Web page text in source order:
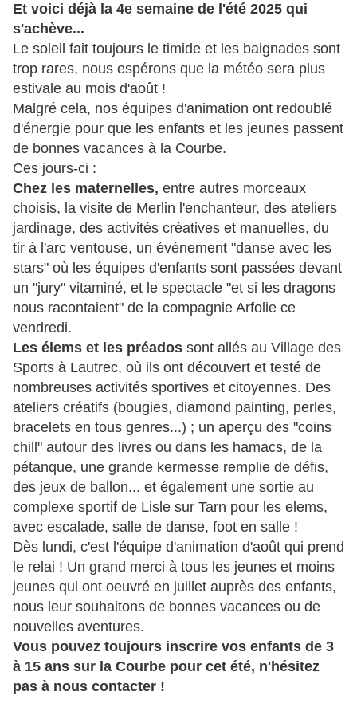
Et voici déjà la 4e semaine de l'été 2025 qui
s'achève...
Le soleil fait toujours le timide et les baignades sont
trop rares, nous espérons que la météo sera plus
estivale au mois d'août !
Malgré cela, nos équipes d'animation ont redoublé
d'énergie pour que les enfants et les jeunes passent
de bonnes vacances à la Courbe.
Ces jours-ci :
Chez les maternelles, entre autres morceaux
choisis, la visite de Merlin l'enchanteur, des ateliers
jardinage, des activités créatives et manuelles, du
tir à l'arc ventouse, un événement "danse avec les
stars" où les équipes d'enfants sont passées devant
un "jury" vitaminé, et le spectacle "et si les dragons
nous racontaient" de la compagnie Arfolie ce
vendredi.
Les élems et les préados sont allés au Village des
Sports à Lautrec, où ils ont découvert et testé de
nombreuses activités sportives et citoyennes. Des
ateliers créatifs (bougies, diamond painting, perles,
bracelets en tous genres...) ; un aperçu des "coins
chill" autour des livres ou dans les hamacs, de la
pétanque, une grande kermesse remplie de défis,
des jeux de ballon... et également une sortie au
complexe sportif de Lisle sur Tarn pour les elems,
avec escalade, salle de danse, foot en salle !
Dès lundi, c'est l'équipe d'animation d'août qui prend
le relai ! Un grand merci à tous les jeunes et moins
jeunes qui ont oeuvré en juillet auprès des enfants,
nous leur souhaitons de bonnes vacances ou de
nouvelles aventures.
Vous pouvez toujours inscrire vos enfants de 3
à 15 ans sur la Courbe pour cet été, n'hésitez
pas à nous contacter !